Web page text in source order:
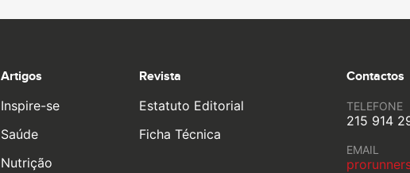
Artigos
Inspire-se
Saúde
Nutrição
Revista
Estatuto Editorial
Ficha Técnica
Contactos
TELEFONE
215 914
EMAIL